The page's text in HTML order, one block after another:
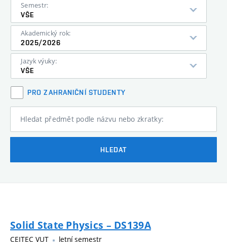
Semestr:
VŠE
Akademický rok:
2025/2026
Jazyk výuky:
VŠE
PRO ZAHRANIČNÍ STUDENTY
Hledat předmět podle názvu nebo zkratky:
HLEDAT
Solid State Physics – DS139A
CEITEC VUT
letní semestr